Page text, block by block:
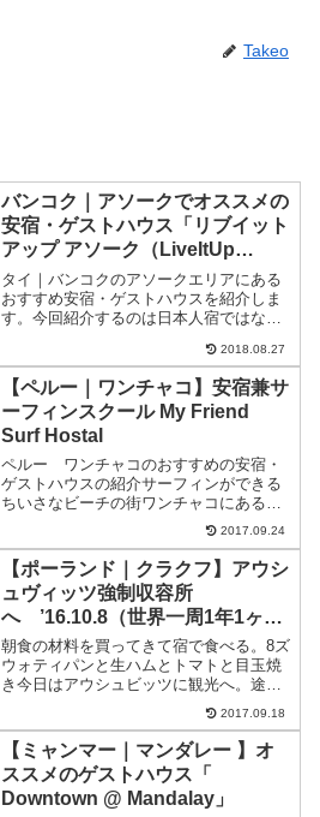
Takeo
バンコク｜アソークでオススメの
安宿・ゲストハウス「リブイット
アップ アソーク（LiveItUp
Asok）」
タイ｜バンコクのアソークエリアにある
おすすめ安宿・ゲストハウスを紹介しま
す。今回紹介するのは日本人宿ではない
手頃なドミトリーで立地最高な宿を紹介
します。５段階評価非常に良い
★★★★★良い★★★★☆普...
2018.08.27
【ペルー｜ワンチャコ】安宿兼サ
ーフィンスクール My Friend
Surf Hostal
ペルー ワンチャコのおすすめの安宿・
ゲストハウスの紹介サーフィンができる
ちいさなビーチの街ワンチャコにある安
くてサーフィンレッスン受ける宿。５段
階評価非常に良い★★★★★良い
★★★★☆普通★★★☆☆悪い
★★☆☆☆非常に悪い★☆☆☆☆My F...
2017.09.24
【ポーランド｜クラクフ】アウシ
ュヴィッツ強制収容所
へ ’16.10.8（世界一周1年1ヶ月
と8日目）
朝食の材料を買ってきて宿で食べる。8ズ
ウォティパンと生ハムとトマトと目玉焼
き今日はアウシュビッツに観光へ。途中
でこの前病院に行って立て替えた分の保
険請求の手紙を出したくて郵便局へ。郵
便局は駅前の大型ショッピングモールに
入っていた。速達で6ズ...
2017.09.18
【ミャンマー｜マンダレー 】オ
ススメのゲストハウス「
Downtown @ Mandalay」